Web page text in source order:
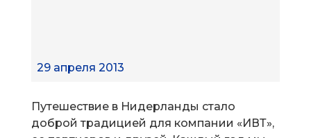
29 апреля 2013
Путешествие в Нидерланды стало
доброй традицией для компании «ИВТ»,